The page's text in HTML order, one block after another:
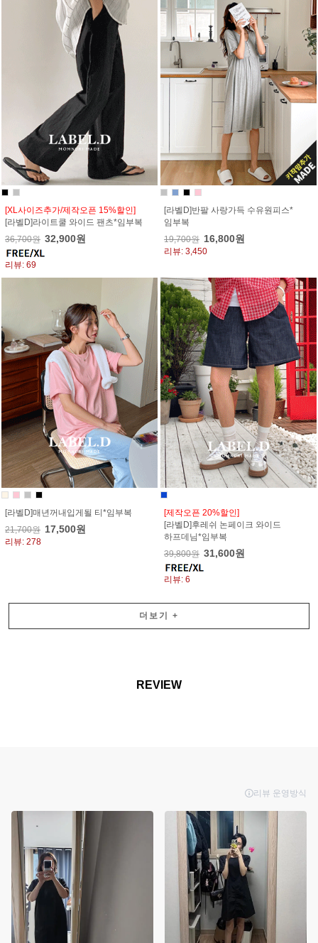
[XL사이즈추가/제작오픈 15%할인]
[라벨D]라이트쿨 와이드 팬츠*임부복
36,700원 32,900원
리뷰: 69
[라벨D]반팔 사랑가득 수유원피스*
임부복
19,700원 16,800원
리뷰: 3,450
[라벨D]매년꺼내입게될 티*임부복
21,700원 17,500원
리뷰: 278
[제작오픈 20%할인]
[라벨D]후레쉬 논페이크 와이드
하프데님*임부복
39,800원 31,600원
리뷰: 6
더보기 +
REVIEW